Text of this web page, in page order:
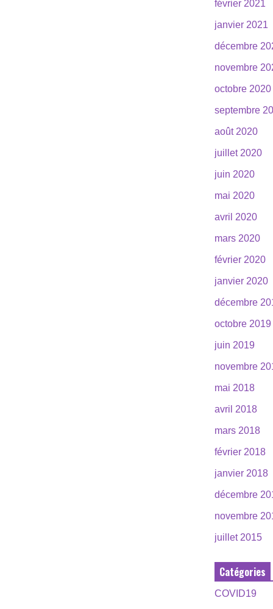
février 2021
janvier 2021
décembre
novembre
octobre 2020
septembre
août 2020
juillet 2020
juin 2020
mai 2020
avril 2020
mars 2020
février 2020
janvier 2020
décembre
octobre 2019
juin 2019
novembre
mai 2018
avril 2018
mars 2018
février 2018
janvier 2018
décembre
novembre
juillet 2015
Catégories
COVID19